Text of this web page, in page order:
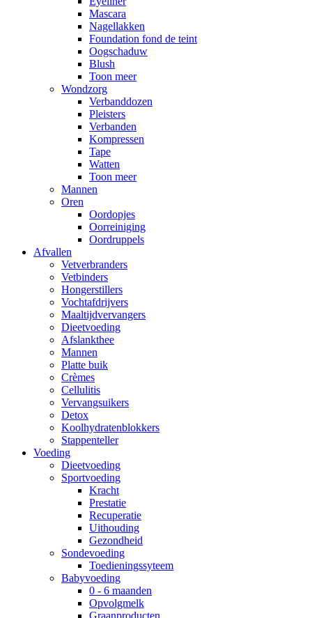
Mascara
Nagellakken
Foundation fond de teint
Oogschaduw
Blush
Toon meer
Wondzorg
Verbanddozen
Pleisters
Verbanden
Kompressen
Tape
Watten
Toon meer
Mannen
Oren
Oordopjes
Oorreiniging
Oordruppels
Afvallen
Vetverbranders
Vetbinders
Hongerstillers
Vochtafdrijvers
Maaltijdvervangers
Dieetvoeding
Afslankthee
Mannen
Platte buik
Crèmes
Cellulitis
Vervangsuikers
Detox
Koolhydratenblokkers
Stappenteller
Voeding
Dieetvoeding
Sportvoeding
Kracht
Prestatie
Recuperatie
Uithouding
Gezondheid
Sondevoeding
Toedieningssyteem
Babyvoeding
0 - 6 maanden
Opvolgmelk
Graanproducten